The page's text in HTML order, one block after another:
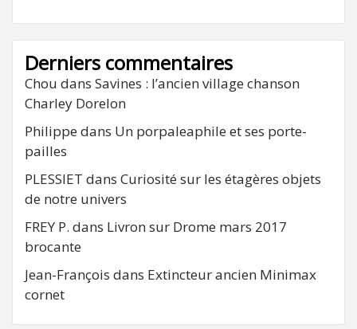
Derniers commentaires
Chou dans Savines : l’ancien village chanson
Charley Dorelon
Philippe dans Un porpaleaphile et ses porte-
pailles
PLESSIET dans Curiosité sur les étagères objets
de notre univers
FREY P. dans Livron sur Drome mars 2017
brocante
Jean-François dans Extincteur ancien Minimax
cornet